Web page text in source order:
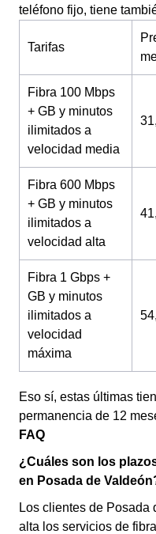
teléfono fijo, tiene
Tarifas
Fibra 100 Mbps
+ GB y minutos
ilimitados a
velocidad media
Fibra 600 Mbps
+ GB y minutos
ilimitados a
velocidad alta
Fibra 1 Gbps +
GB y minutos
ilimitados a
velocidad
máxima
Eso sí, estas últimas
permanencia de 12
FAQ
¿Cuáles son los
en Posada de
Los clientes de Posada
alta los servicios de